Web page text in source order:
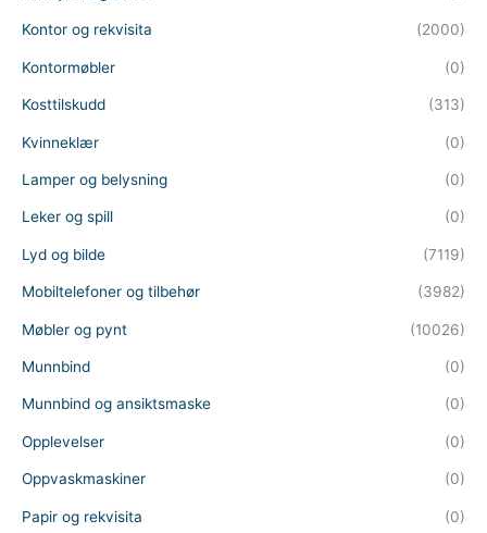
Kontor og rekvisita (2000)
Kontormøbler (0)
Kosttilskudd (313)
Kvinneklær (0)
Lamper og belysning (0)
Leker og spill (0)
Lyd og bilde (7119)
Mobiltelefoner og tilbehør (3982)
Møbler og pynt (10026)
Munnbind (0)
Munnbind og ansiktsmaske (0)
Opplevelser (0)
Oppvaskmaskiner (0)
Papir og rekvisita (0)